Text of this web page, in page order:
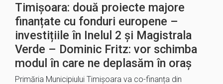
Timișoara: două proiecte majore
finanțate cu fonduri europene –
investițiile în Inelul 2 și Magistrala
Verde – Dominic Fritz: vor schimba
modul în care ne deplasăm în oraș
Primăria Municipiului Timișoara va co-finanța din